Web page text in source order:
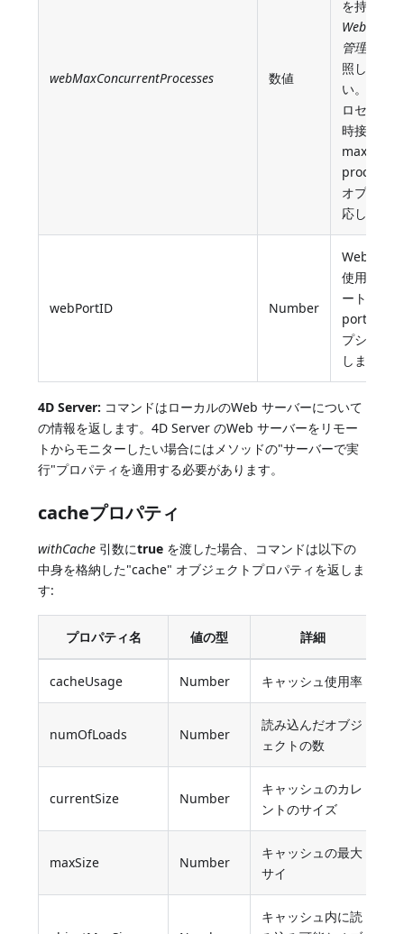
webMaxConcurrentProcesses 数値
を持ちま
Webセッ
管理(旧式)
照してく
い。**同
ロセスの
時接続数
max
オプショ
応します)
webPortID Number
Web サー
使用する
ート番号
port ID
プション
します)
4D Server: コマンドはローカルのWeb サーバーについて
の情報を返します。4D Server のWeb サーバーをリモー
トからモニターしたい場合にはメソッドの"サーバーで実
行"プロパティを適用する必要があります。
cacheプロパティ
withCache 引数にtrue を渡した場合、コマンドは以下の
中身を格納した"cache" オブジェクトプロパティを返しま
す:
プロパティ名 値の型 詳細
cacheUsage Number キャッシュ使用率
numOfLoads Number
読み込んだオブジ
ェクトの数
currentSize Number
キャッシュのカレ
ントのサイズ
maxSize Number
キャッシュの最大
サイ
キャッシュ内に読